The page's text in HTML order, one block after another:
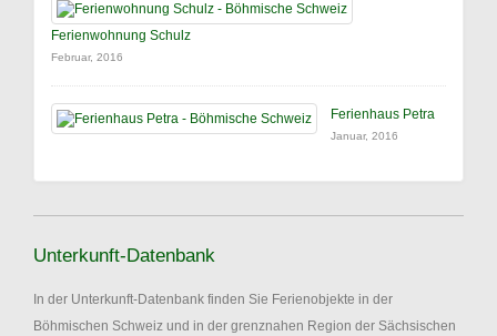
Ferienwohnung Schulz
Februar, 2016
Ferienhaus Petra
Januar, 2016
Unterkunft-Datenbank
In der Unterkunft-Datenbank finden Sie Ferienobjekte in der
Böhmischen Schweiz und in der grenznahen Region der Sächsischen